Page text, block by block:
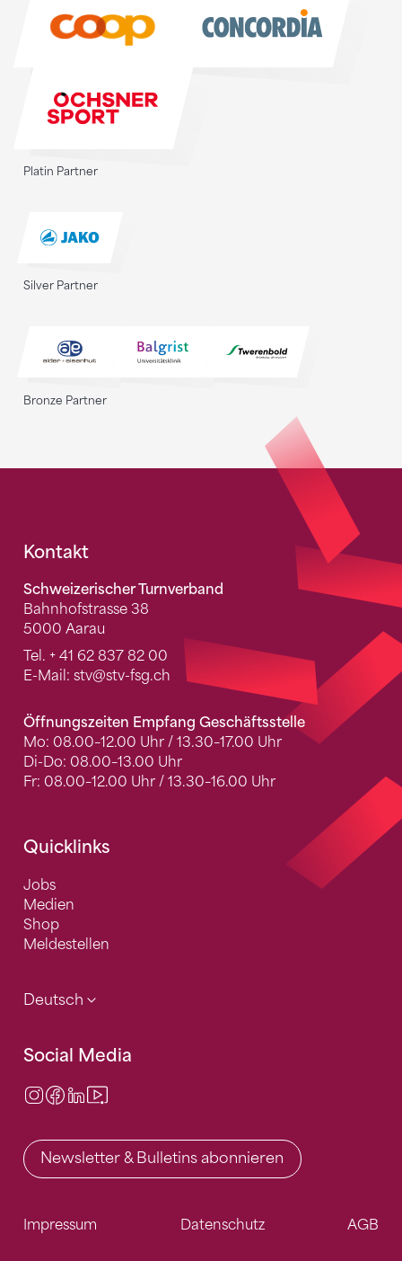
Platin Partner
Silver Partner
Bronze Partner
Fusszeile
Kontakt
Schweizerischer Turnverband
Bahnhofstrasse 38
5000 Aarau
Tel. + 41 62 837 82 00
E-Mail: stv@stv-fsg.ch
Öffnungszeiten Empfang Geschäftsstelle
Mo: 08.00–12.00 Uhr / 13.30–17.00 Uhr
Di-Do: 08.00–13.00 Uhr
Fr: 08.00–12.00 Uhr / 13.30–16.00 Uhr
Quicklinks
Jobs
Medien
Shop
Meldestellen
Deutsch
Social Media
Instagram
Facebook
LinkedIn
Newsletter & Bulletins abonnieren
Impressum Datenschutz AGB